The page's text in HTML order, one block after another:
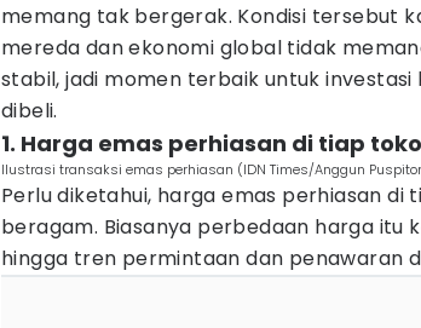
memang tak bergerak. Kondisi tersebut
mereda dan ekonomi global tidak
stabil, jadi momen terbaik untuk
dibeli.
1. Harga emas perhiasan di tiap
Ilustrasi transaksi emas perhiasan (IDN Times/Anggun
Perlu diketahui, harga emas perhiasan di
beragam. Biasanya perbedaan harga itu
hingga tren permintaan dan penawaran